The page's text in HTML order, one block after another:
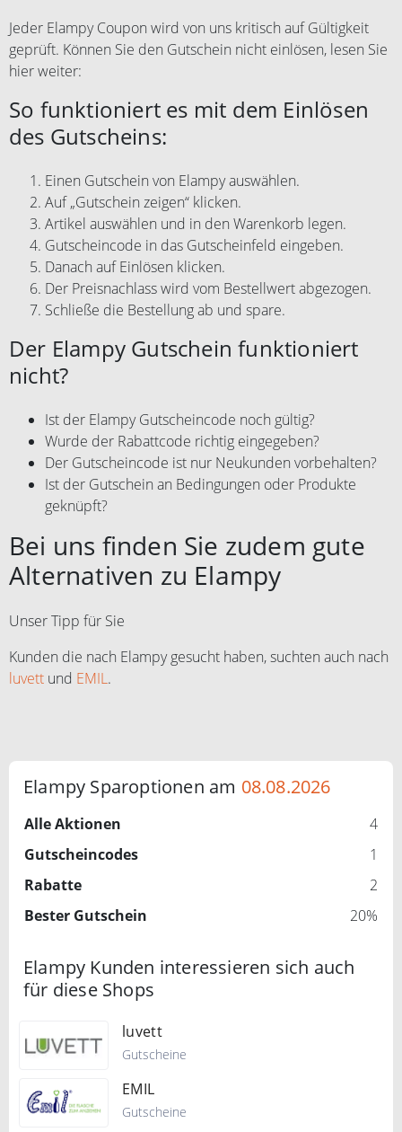
Jeder Elampy Coupon wird von uns kritisch auf Gültigkeit
geprüft. Können Sie den Gutschein nicht einlösen, lesen Sie
hier weiter:
So funktioniert es mit dem Einlösen
des Gutscheins:
Einen Gutschein von Elampy auswählen.
Auf „Gutschein zeigen“ klicken.
Artikel auswählen und in den Warenkorb legen.
Gutscheincode in das Gutscheinfeld eingeben.
Danach auf Einlösen klicken.
Der Preisnachlass wird vom Bestellwert abgezogen.
Schließe die Bestellung ab und spare.
Der Elampy Gutschein funktioniert
nicht?
Ist der Elampy Gutscheincode noch gültig?
Wurde der Rabattcode richtig eingegeben?
Der Gutscheincode ist nur Neukunden vorbehalten?
Ist der Gutschein an Bedingungen oder Produkte
geknüpft?
Bei uns finden Sie zudem gute
Alternativen zu Elampy
Unser Tipp für Sie
Kunden die nach Elampy gesucht haben, suchten auch nach
luvett und EMIL.
Elampy Sparoptionen am 08.08.2026
Alle Aktionen
4
Gutscheincodes
1
Rabatte
2
Bester Gutschein
20%
Elampy Kunden interessieren sich auch
für diese Shops
luvett
Gutscheine
EMIL
Gutscheine